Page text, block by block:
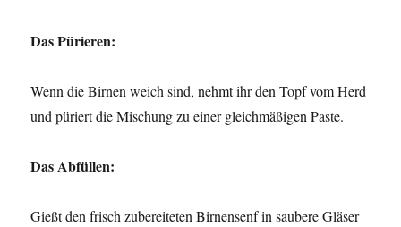
Das Pürieren:
Wenn die Birnen weich sind, nehmt ihr den Topf vom Herd
und püriert die Mischung zu einer gleichmäßigen Paste.
Das Abfüllen:
Gießt den frisch zubereiteten Birnensenf in saubere Gläser